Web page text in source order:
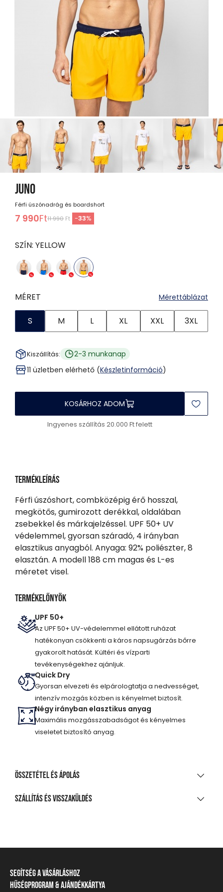
JUNO
Férfi úszónadrág és boardshort
7 990Ft11 990 Ft -33%
SZÍN: YELLOW
MÉRET Mérettáblázat
S M L XL XXL 3XL
Kiszállítás:
2-3 munkanap
11 üzletben elérhető (Készletinformáció)
KOSÁRHOZ ADOM
Ingyenes szállítás 20.000 Ft felett
Termékleírás
Férfi úszóshort, combközépig érő hosszal,
megkötős, gumirozott derékkal, oldalában
zsebekkel és márkajelzéssel. UPF 50+ UV
védelemmel, gyorsan száradó, 4 irányban
elasztikus anyagból. Anyaga: 92% poliészter, 8
elasztán. A modell 188 cm magas és L-es
méretet visel.
Termékelőnyök
UPF 50+
Az UPF 50+ UV-védelemmel ellátott ruházat
hatékonyan csökkenti a káros napsugárzás bőrre
gyakorolt hatását. Kültéri és vízparti
tevékenységekhez ajánljuk.
Quick Dry
Gyorsan elvezeti és elpárologtatja a nedvességet,
intenzív mozgás közben is kényelmet biztosít.
Négy irányban elasztikus anyag
Maximális mozgásszabadságot és kényelmes
viseletet biztosító anyag.
Összetétel és ápolás
ANYAGÖSSZETÉTEL
Nem fehéríthető!
Szállítás és visszaküldés
Csomagpontra, automatába
990 Ft-tól
Segítség a vásárláshoz
Szállítási információ
Hűségprogram & Ajándékkártya